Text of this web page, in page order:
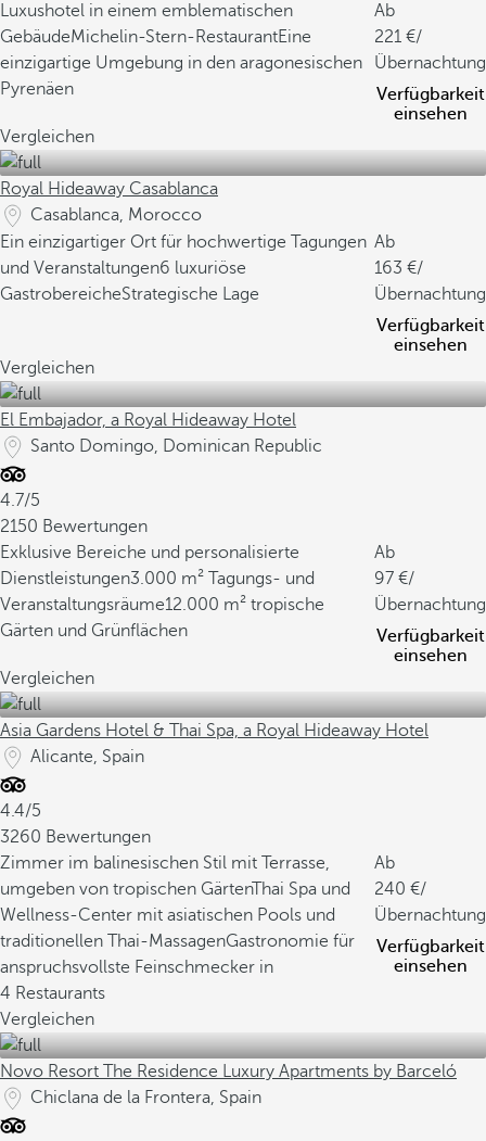
Luxushotel in einem emblematischen
GebäudeMichelin-Stern-RestaurantEine
einzigartige Umgebung in den aragonesischen
Pyrenäen
Ab
221
/
Übernachtung
Verfügbarkeit
einsehen
Vergleichen
Royal Hideaway Casablanca
Casablanca, Morocco
Ein einzigartiger Ort für hochwertige Tagungen
und Veranstaltungen6 luxuriöse
GastrobereicheStrategische Lage
Ab
163
/
Übernachtung
Verfügbarkeit
einsehen
Vergleichen
El Embajador, a Royal Hideaway Hotel
Santo Domingo, Dominican Republic
4.7/5
2150 Bewertungen
Exklusive Bereiche und personalisierte
Dienstleistungen3.000 m² Tagungs- und
Veranstaltungsräume12.000 m² tropische
Gärten und Grünflächen
Ab
97
/
Übernachtung
Verfügbarkeit
einsehen
Vergleichen
Asia Gardens Hotel & Thai Spa, a Royal Hideaway Hotel
Alicante, Spain
4.4/5
3260 Bewertungen
Zimmer im balinesischen Stil mit Terrasse,
umgeben von tropischen GärtenThai Spa und
Wellness-Center mit asiatischen Pools und
traditionellen Thai-MassagenGastronomie für
anspruchsvollste Feinschmecker in
4 Restaurants
Ab
240
/
Übernachtung
Verfügbarkeit
einsehen
Vergleichen
Novo Resort The Residence Luxury Apartments by Barceló
Chiclana de la Frontera, Spain